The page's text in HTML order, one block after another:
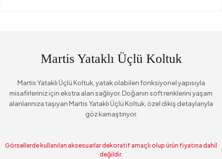
Martis Yataklı Üçlü Koltuk
Martis Yataklı Üçlü Koltuk, yatak olabilen fonksiyonel yapısıyla
misafirleriniz için ekstra alan sağlıyor. Doğanın soft renklerini yaşam
alanlarınıza taşıyan Martis Yataklı Üçlü Koltuk, özel dikiş detaylarıyla
göz kamaştırıyor.
Görsellerde kullanılan aksesuarlar dekoratif amaçlı olup ürün fiyatına dahil
değildir.